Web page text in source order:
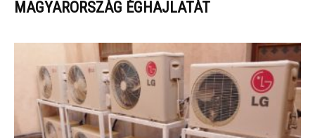
MAGYARORSZÁG ÉGHAJLATÁT